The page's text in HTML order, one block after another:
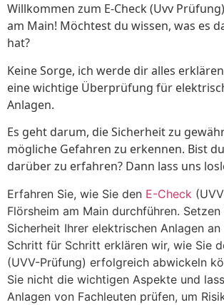
Willkommen zum E-Check (Uvv
am Main! Möchtest du wissen, was es
hat?
Keine Sorge, ich werde dir alles
eine wichtige Überprüfung für
Anlagen.
Es geht darum, die Sicherheit zu
mögliche Gefahren zu erkennen. Bist
darüber zu erfahren? Dann lass uns
Erfahren Sie, wie Sie den E-Check
Flörsheim am Main durchführen. Setzen
Sicherheit Ihrer elektrischen Anlagen
Schritt für Schritt erklären wir, wie Sie
(UVV-Prüfung) erfolgreich abwickeln
Sie nicht die wichtigen Aspekte und
Anlagen von Fachleuten prüfen, um